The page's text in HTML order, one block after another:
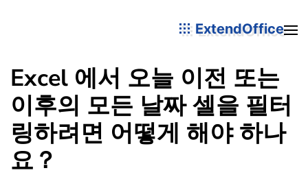
ExtendOffice
Excel 에서 오늘 이전 또는
이후의 모든 날짜 셀을 필터
링하려면 어떻게 해야 하나
요？